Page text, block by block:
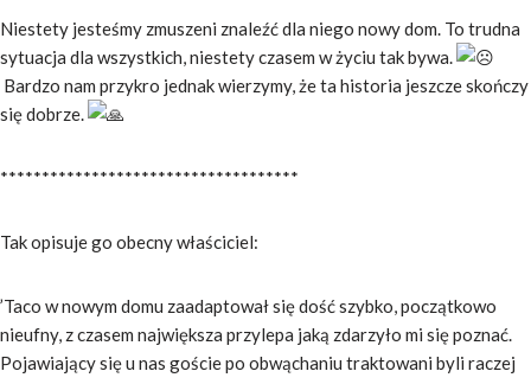
Niestety jesteśmy zmuszeni znaleźć dla niego nowy dom. To trudna
sytuacja dla wszystkich, niestety czasem w życiu tak bywa.
Bardzo nam przykro jednak wierzymy, że ta historia jeszcze skończy
się dobrze.
************************************
Tak opisuje go obecny właściciel:
’Taco w nowym domu zaadaptował się dość szybko, początkowo
nieufny, z czasem największa przylepa jaką zdarzyło mi się poznać.
Pojawiający się u nas goście po obwąchaniu traktowani byli raczej